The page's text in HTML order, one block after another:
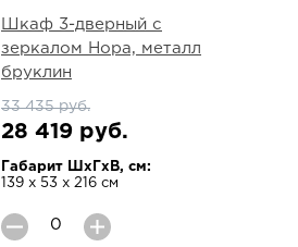
Шкаф 3-дверный с
зеркалом Нора, металл
бруклин
33 435 руб.
28 419 руб.
Габарит ШхГхВ, см:
139 х 53 х 216 см